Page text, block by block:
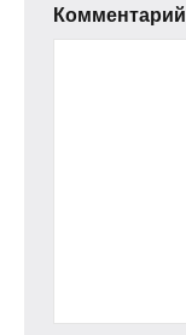
Комментарий